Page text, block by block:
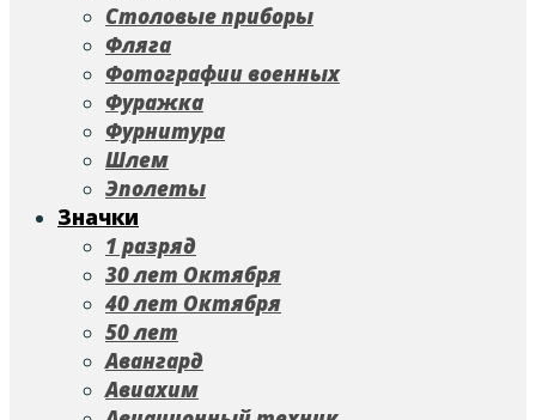
Столовые приборы
Фляга
Фотографии военных
Фуражка
Фурнитура
Шлем
Эполеты
Значки
1 разряд
30 лет Октября
40 лет Октября
50 лет
Авангард
Авиахим